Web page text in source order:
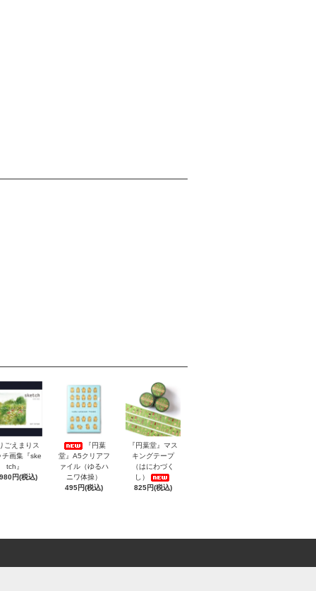
ごえまりス
チ画集『ske
tch』
円(税込)
『円葉
堂』A5クリアフ
ァイル（ゆるハ
ニワ体操）
495円(税込)
『円葉堂』マス
キングテープ
（はにわづく
し）
825円(税込)